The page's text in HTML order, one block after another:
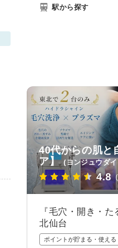
駅から探す
40代からの肌と
ア】 (ヨンジュウダ
4.8
『毛穴・開き・
北仙台
ポイントが貯まる・使える